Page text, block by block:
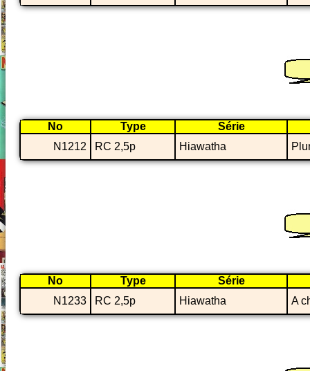
No Type
Série
N1212
RC 2,5p Hiawatha
No Type
Série
N1233
RC 2,5p Hiawatha A